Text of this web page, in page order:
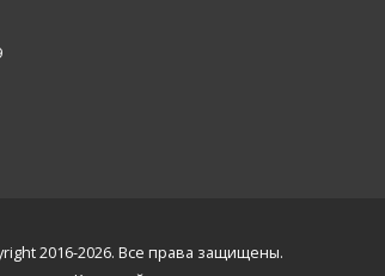
2016-2026. Все права защищены.